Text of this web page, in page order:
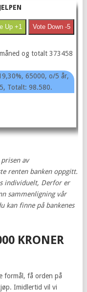
Up +1 Vote Down -5
og totalt 373458
65000, o/5 år,
Totalt: 98.580‎.
av
renten banken oppgitt.
individuelt, Derfor er
sammenligning vår
kan finne på bankenes
KRONER
formål, få orden på
Imidlertid vil vi